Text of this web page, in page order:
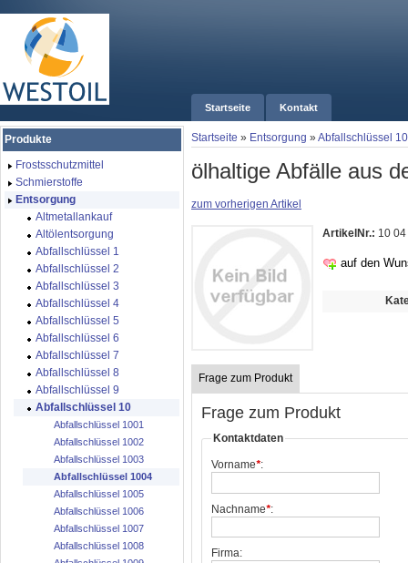
Startseite Kontakt
Startseite » Entsorgung »Abfallschlüssel 10
ölhaltige Abfälle aus
zum vorherigen Artikel
ArtikelNr.: 10
auf den
Frage zum Produkt
Frage zum Produkt
Kontaktdaten
Vorname*:
Nachname*:
Firma:
Produkte
Frostsschutzmittel
Schmierstoffe
Entsorgung
Altmetallankauf
Altölentsorgung
Abfallschlüssel 1
Abfallschlüssel 2
Abfallschlüssel 3
Abfallschlüssel 4
Abfallschlüssel 5
Abfallschlüssel 6
Abfallschlüssel 7
Abfallschlüssel 8
Abfallschlüssel 9
Abfallschlüssel 10
Abfallschlüssel 1001
Abfallschlüssel 1002
Abfallschlüssel 1003
Abfallschlüssel 1004
Abfallschlüssel 1005
Abfallschlüssel 1006
Abfallschlüssel 1007
Abfallschlüssel 1008